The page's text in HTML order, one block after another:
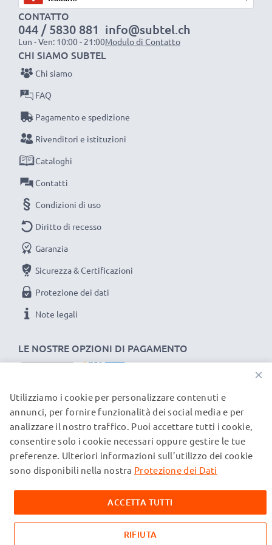
resistente e anti-attorcigliamenti, a prova di rottura,
Ottima velocità di ricarica
1x batteria da 1000 mAh
1x batteria da 2000 mAh
NOTA BENE:per una prestaziona ottimale e il
raggiungimento di efficienza desiderata ricarica
completamente le batterie prima d‘impiegarle.
Non lasciarti scappare neanche uno scatto con
questo caricabatteria intelligente, con schermo
LCD, marcato CELLONIC. Ordina ora, spedizione
rapida e 3 anni di garanzia!
CONTATTO
044 / 5830 881
Lun - Ven: 10:00 - 21:00
info@subtel.ch
Modulo di Contatto
LE NOSTRE OPZIONI DI PAGAMENTO
CHI SIAMO SUBTEL
Chi siamo
FAQ
Pagamento e spedizione
Rivenditori e istituzioni
Cataloghi
Contatti
Condizioni di uso
Diritto di recesso
Garanzia
Sicurezza & Certificazioni
Protezione dei dati
Note legali
I NOSTRI PARTNER DI SPEDIZIONE
© subtel.ch 2026
Tutti i prezzi sono comprensivi di IVA e al netto dei costi di
spedizione. Si prega di notare che tutti i marchi citati sono
menzionati sulle nostre pagine web esclusivamente per
fornire informazioni sui nostri prodotti.
×
Utilizziamo i cookie per personalizzare contenuti e
annunci, per fornire funzionalità dei social media e per
analizzare il nostro traffico. Puoi accettare tutti i cookie,
consentire solo i cookie necessari oppure gestire le tue
preferenze. Ulteriori informazioni sull’utilizzo dei cookie
sono disponibili nella nostra Protezione dei Dati
ACCETTA TUTTI
RIFIUTA